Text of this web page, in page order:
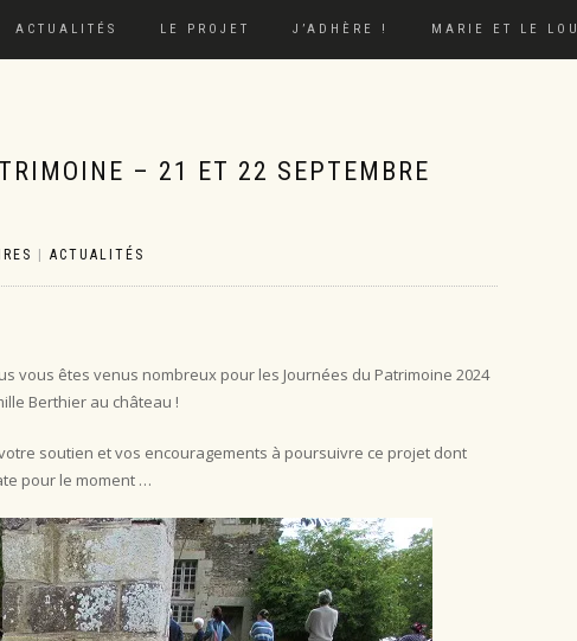
ACTUALITÉS LE PROJET J’ADHÈRE ! MARIE ET LE LOU
– 21 ET 22 SEPTEMBRE
ACTUALITÉS
vous êtes venus nombreux pour les Journées du Patrimoine 2024
Berthier au château !
soutien et vos encouragements à poursuivre ce projet dont
pour le moment …